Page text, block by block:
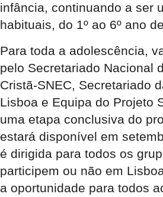
infância, continuando a ser
habituais, do 1º ao 6º ano
Para toda a adolescência,
pelo Secretariado Nacional
Cristã-SNEC, Secretariado
Lisboa e Equipa do Projeto
uma etapa conclusiva do
estará disponível em
é dirigida para todos os
participem ou não em
a oportunidade para todos